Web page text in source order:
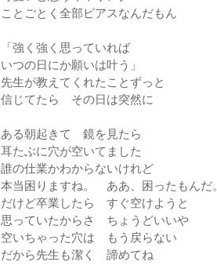
ことごとく全部ピアスなんだもん
「強く強く思っていれば
いつの日にか願いは叶う」
先生が教えてくれたことずっと
信じてたら その日は突然に
ある朝起きて 鏡を見たら
耳たぶに穴が空いてました
誰の仕業かわからないけれど
本当困りますね。 ああ、困ったもんだ。
だけど卒業したら すぐ空けようと
思っていたからさ ちょうどいいや
空いちゃった穴は もう戻らない
だから先生も潔く 諦めてね